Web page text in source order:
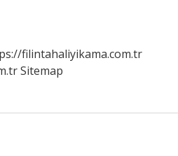
filintahaliyikama.com.tr
Sitemap